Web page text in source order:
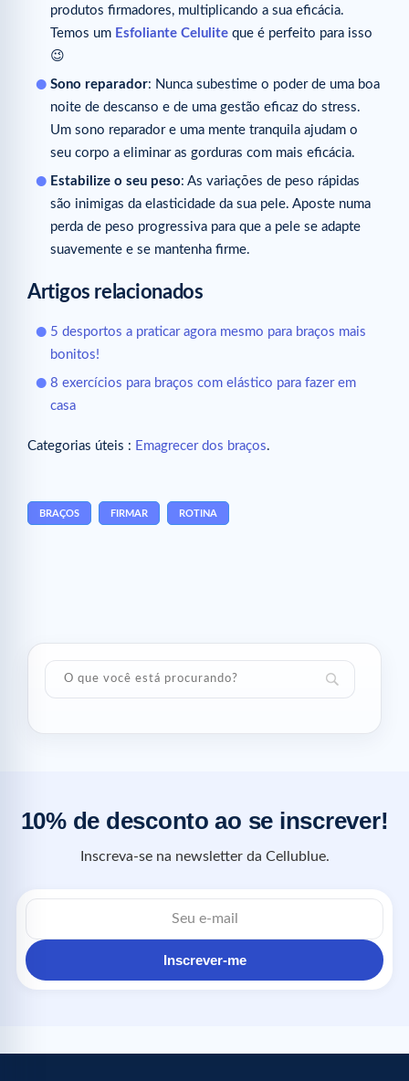
produtos firmadores, multiplicando a sua eficácia.
Temos um Esfoliante Celulite que é perfeito para isso
😉
Sono reparador: Nunca subestime o poder de uma boa
noite de descanso e de uma gestão eficaz do stress.
Um sono reparador e uma mente tranquila ajudam o
seu corpo a eliminar as gorduras com mais eficácia.
Estabilize o seu peso: As variações de peso rápidas
são inimigas da elasticidade da sua pele. Aposte numa
perda de peso progressiva para que a pele se adapte
suavemente e se mantenha firme.
Artigos relacionados
5 desportos a praticar agora mesmo para braços mais
bonitos!
8 exercícios para braços com elástico para fazer em
casa
Categorias úteis : Emagrecer dos braços.
BRAÇOS FIRMAR ROTINA
10% de desconto ao se inscrever!
Inscreva-se na newsletter da Cellublue.
Inscrever-me